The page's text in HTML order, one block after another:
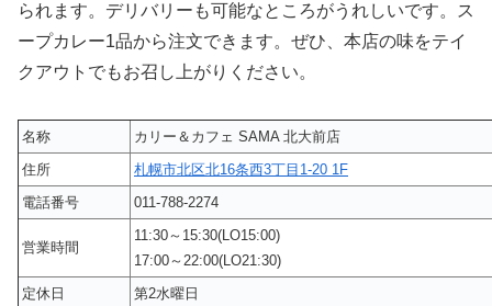
られます。デリバリーも可能なところがうれしいです。ス
ープカレー1品から注文できます。ぜひ、本店の味をテイ
クアウトでもお召し上がりください。
名称
カリー＆カフェ SAMA 北大前店
住所
札幌市北区北16条西3丁目1-20 1F
電話番号
011-788-2274
営業時間
11:30～15:30(LO15:00)
17:00～22:00(LO21:30)
定休日
第2水曜日